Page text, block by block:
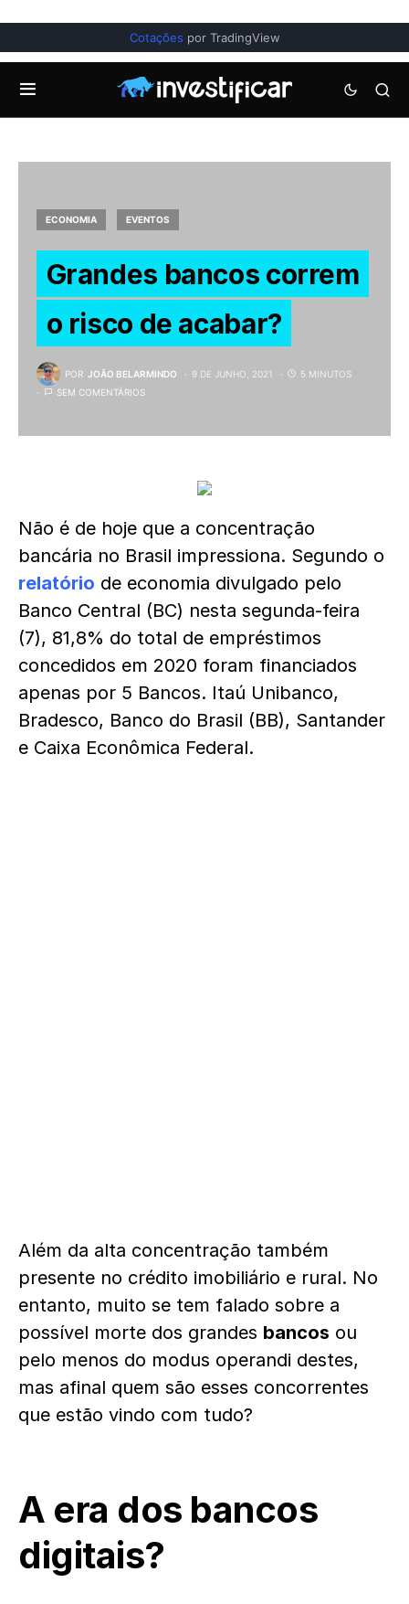
Cotações por TradingView
ECONOMIA EVENTOS
Grandes bancos correm
o risco de acabar?
POR JOÃO BELARMINDO 9 DE JUNHO, 2021
5 MINUTOS
SEM COMENTÁRIOS
Não é de hoje que a concentração
bancária no Brasil impressiona. Segundo o
relatório de economia divulgado pelo
Banco Central (BC) nesta segunda-feira
(7), 81,8% do total de empréstimos
concedidos em 2020 foram financiados
apenas por 5 Bancos. Itaú Unibanco,
Bradesco, Banco do Brasil (BB), Santander
e Caixa Econômica Federal.
Além da alta concentração também
presente no crédito imobiliário e rural. No
entanto, muito se tem falado sobre a
possível morte dos grandes bancos ou
pelo menos do modus operandi destes,
mas afinal quem são esses concorrentes
que estão vindo com tudo?
A era dos bancos
digitais?